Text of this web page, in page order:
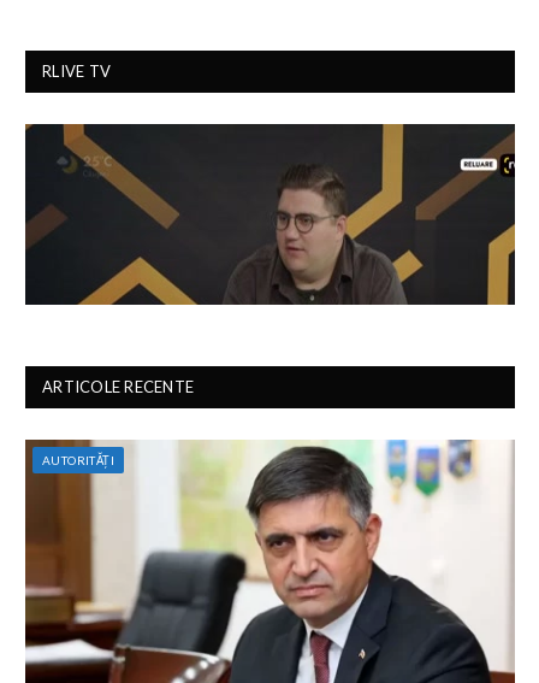
RLIVE TV
ARTICOLE RECENTE
AUTORITĂȚI